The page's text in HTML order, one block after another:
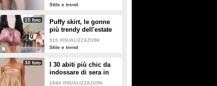
2026
Stile e trend
15 foto
Puffy skirt, le gonne
più trendy dell'estate
2026 sono quelle a
palloncino
515 VISUALIZZAZIONI
Stile e trend
30 foto
I 30 abiti più chic da
indossare di sera in
estate
1844 VISUALIZZAZIONI